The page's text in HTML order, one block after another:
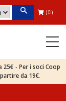
(0)
- Per i soci Coop
da 19€.